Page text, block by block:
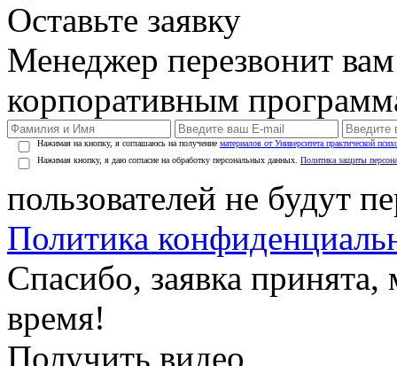
Оставьте заявку
Менеджер перезвонит
корпоративным
Нажимая на кнопку, я соглашаюсь на получение материалов от Университета практической
Нажимая кнопку, я даю согласие на обработку персональных данных. Политика защиты
пользователей не будут
Политика
Спасибо, заявка
время!
Получить видео